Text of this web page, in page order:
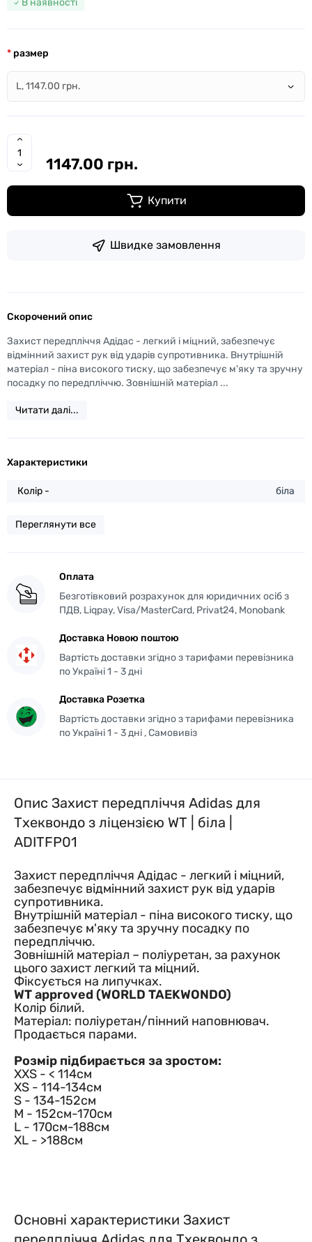
В наявності
размер
1147.00 грн.
Купити
Швидке замовлення
Скорочений опис
Захист передпліччя Адідас - легкий і міцний, забезпечує
відмінний захист рук від ударів супротивника. Внутрішній
матеріал - піна високого тиску, що забезпечує м'яку та зручну
посадку по передпліччю. Зовнішній матеріал ...
Читати далі...
Характеристики
Колір - біла
Переглянути все
Оплата
Безготівковий розрахунок для юридичних осіб з
ПДВ, Liqpay, Visa/MasterCard, Privat24, Monobank
Доставка Новою поштою
Вартість доставки згідно з тарифами перевізника
по Україні 1 - 3 дні
Доставка Розетка
Вартість доставки згідно з тарифами перевізника
по Україні 1 - 3 дні , Самовивіз
Опис Захист передпліччя Adidas для
Тхеквондо з ліцензією WT | біла |
ADITFP01
Захист передпліччя Адідас - легкий і міцний,
забезпечує відмінний захист рук від ударів
супротивника.
Внутрішній матеріал - піна високого тиску, що
забезпечує м'яку та зручну посадку по
передпліччю.
Зовнішній матеріал – поліуретан, за рахунок
цього захист легкий та міцний.
Фіксується на липучках.
WT approved (WORLD TAEKWONDO)
Колір білий.
Матеріал: поліуретан/пінний наповнювач.
Продається парами.
Розмір підбирається за зростом:
XXS - < 114см
XS - 114-134см
S - 134-152см
M - 152см-170см
L - 170см-188см
XL - >188см
Основні характеристики Захист